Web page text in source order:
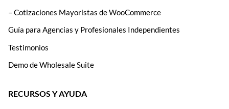
– Cotizaciones Mayoristas de WooCommerce
Guía para Agencias y Profesionales Independientes
Testimonios
Demo de Wholesale Suite
RECURSOS Y AYUDA